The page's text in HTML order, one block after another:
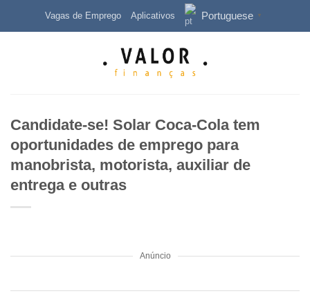
Vagas de Emprego Aplicativos Portuguese ▼
Candidate-se! Solar Coca-Cola tem
oportunidades de emprego para
manobrista, motorista, auxiliar de
entrega e outras
Anúncio